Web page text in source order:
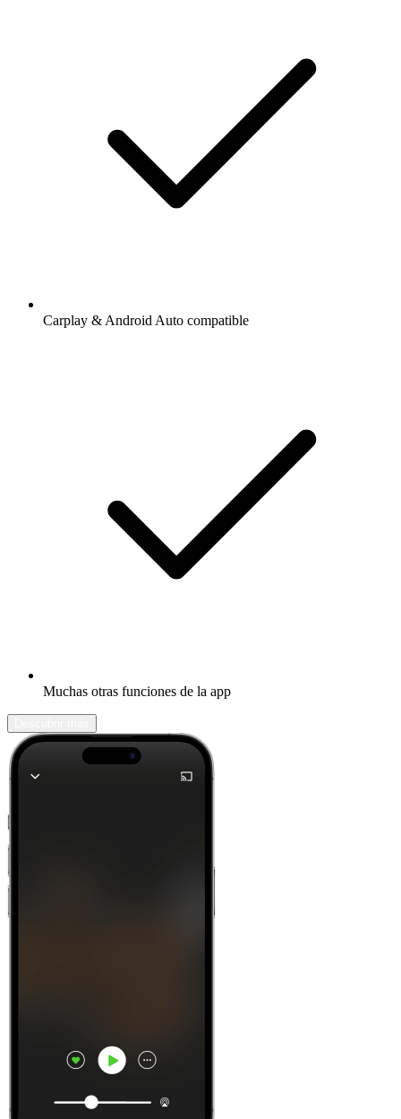
Carplay & Android Auto compatible
Muchas otras funciones de la app